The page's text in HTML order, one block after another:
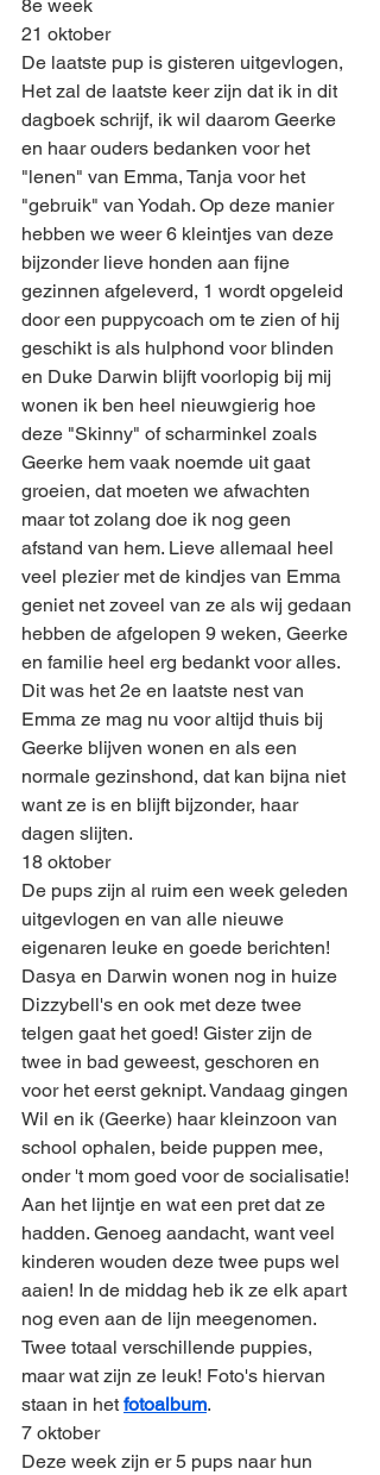
8e week
21 oktober
De laatste pup is gisteren uitgevlogen,
Het zal de laatste keer zijn dat ik in dit
dagboek schrijf, ik wil daarom Geerke
en haar ouders bedanken voor het
"lenen" van Emma, Tanja voor het
"gebruik" van Yodah. Op deze manier
hebben we weer 6 kleintjes van deze
bijzonder lieve honden aan fijne
gezinnen afgeleverd, 1 wordt opgeleid
door een puppycoach om te zien of hij
geschikt is als hulphond voor blinden
en Duke Darwin blijft voorlopig bij mij
wonen ik ben heel nieuwgierig hoe
deze "Skinny" of scharminkel zoals
Geerke hem vaak noemde uit gaat
groeien, dat moeten we afwachten
maar tot zolang doe ik nog geen
afstand van hem. Lieve allemaal heel
veel plezier met de kindjes van Emma
geniet net zoveel van ze als wij gedaan
hebben de afgelopen 9 weken, Geerke
en familie heel erg bedankt voor alles.
Dit was het 2e en laatste nest van
Emma ze mag nu voor altijd thuis bij
Geerke blijven wonen en als een
normale gezinshond, dat kan bijna niet
want ze is en blijft bijzonder, haar
dagen slijten.
18 oktober
De pups zijn al ruim een week geleden
uitgevlogen en van alle nieuwe
eigenaren leuke en goede berichten!
Dasya en Darwin wonen nog in huize
Dizzybell's en ook met deze twee
telgen gaat het goed! Gister zijn de
twee in bad geweest, geschoren en
voor het eerst geknipt. Vandaag gingen
Wil en ik (Geerke) haar kleinzoon van
school ophalen, beide puppen mee,
onder 't mom goed voor de socialisatie!
Aan het lijntje en wat een pret dat ze
hadden. Genoeg aandacht, want veel
kinderen wouden deze twee pups wel
aaien! In de middag heb ik ze elk apart
nog even aan de lijn meegenomen.
Twee totaal verschillende puppies,
maar wat zijn ze leuk! Foto's hiervan
staan in het fotoalbum.
7 oktober
Deze week zijn er 5 pups naar hun